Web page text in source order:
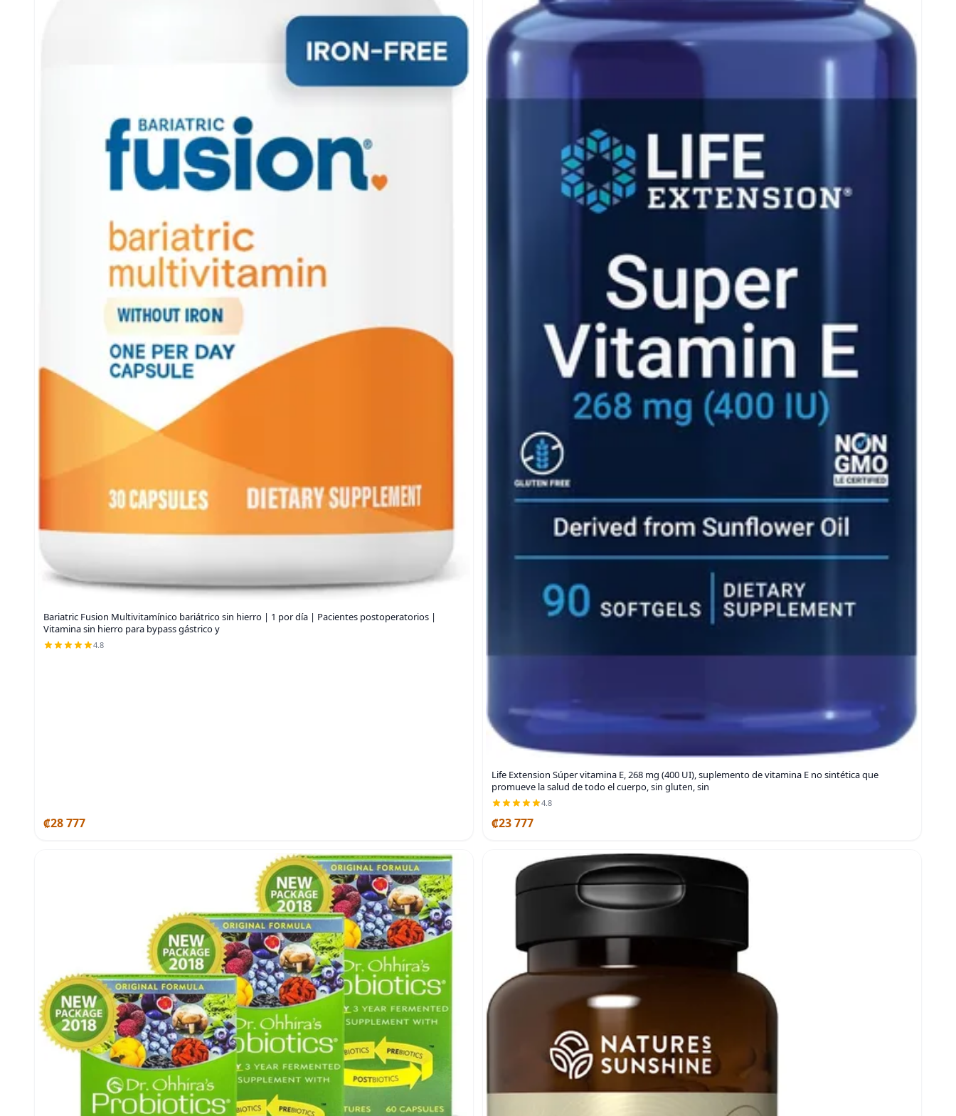
Bariatric Fusion Multivitamínico bariátrico sin hierro | 1 por día | Pacientes postoperatorios |
Vitamina sin hierro para bypass gástrico y
4.8
₡28 777
Life Extension Súper vitamina E, 268 mg (400 UI), suplemento de vitamina E no sintética que
promueve la salud de todo el cuerpo, sin gluten, sin
4.8
₡23 777